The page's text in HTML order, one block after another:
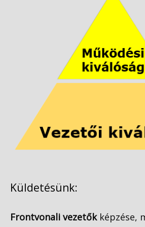
Küldetésünk:
Frontvonali vezetőkképzése,